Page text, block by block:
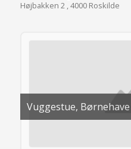
Vuggestue, Børnehave